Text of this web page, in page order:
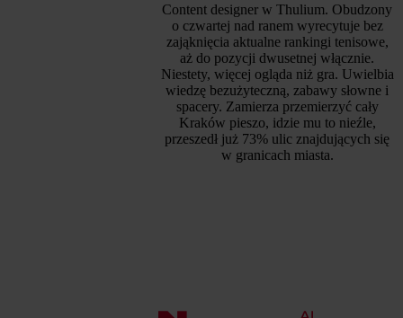
Content designer w Thulium. Obudzony
o czwartej nad ranem wyrecytuje bez
zająknięcia aktualne rankingi tenisowe,
aż do pozycji dwusetnej włącznie.
Niestety, więcej ogląda niż gra. Uwielbia
wiedzę bezużyteczną, zabawy słowne i
spacery. Zamierza przemierzyć cały
Kraków pieszo, idzie mu to nieźle,
przeszedł już 73% ulic znajdujących się
w granicach miasta.